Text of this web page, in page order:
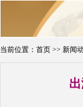
当前位置： 首页 >> 新闻